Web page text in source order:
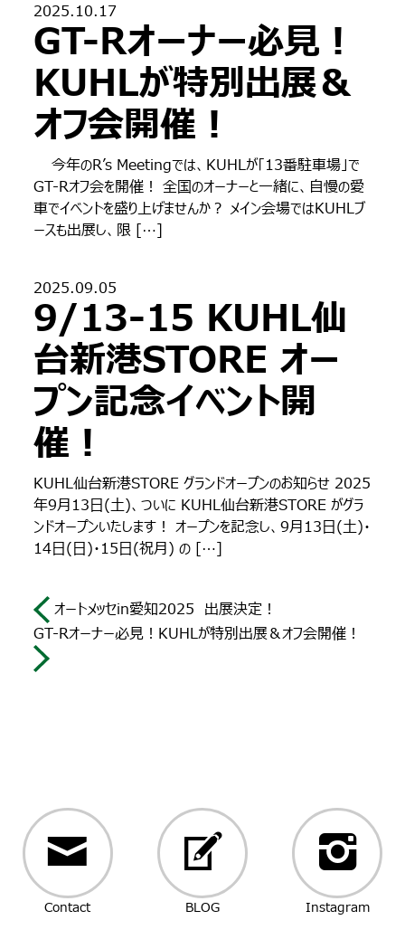
2025.10.17
GT-Rオーナー必見！
KUHLが特別出展＆
オフ会開催！
今年のR’s Meetingでは、KUHLが「13番駐車場」で
GT-Rオフ会を開催！ 全国のオーナーと一緒に、自慢の愛
車でイベントを盛り上げませんか？ メイン会場ではKUHLブ
ースも出展し、限 […]
2025.09.05
9/13-15 KUHL仙
台新港STORE オー
プン記念イベント開
催！
KUHL仙台新港STORE グランドオープンのお知らせ 2025
年9月13日(土)、ついに KUHL仙台新港STORE がグラ
ンドオープンいたします！ オープンを記念し、9月13日(土)・
14日(日)・15日(祝月) の […]
オートメッセin愛知2025 出展決定！
GT-Rオーナー必見！KUHLが特別出展＆オフ会開催！
Contact BLOG Instagram